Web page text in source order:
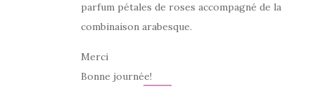
parfum pétales de roses accompagné de la
combinaison arabesque.
Merci
Bonne journée!